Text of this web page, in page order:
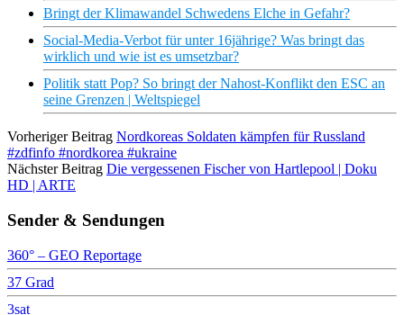
Bringt der Klimawandel Schwedens Elche in Gefahr?
Social-Media-Verbot für unter 16jährige? Was bringt das
wirklich und wie ist es umsetzbar?
Politik statt Pop? So bringt der Nahost-Konflikt den ESC an
seine Grenzen | Weltspiegel
Vorheriger Beitrag Nordkoreas Soldaten kämpfen für Russland
#zdfinfo #nordkorea #ukraine
Nächster Beitrag Die vergessenen Fischer von Hartlepool | Doku
HD | ARTE
Sender & Sendungen
360° – GEO Reportage
37 Grad
3sat